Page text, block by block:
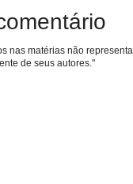
nas matérias não
de seus autores."